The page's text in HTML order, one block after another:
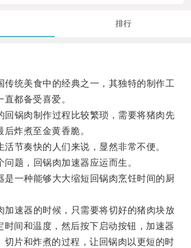
排行
统美食中的经典之一，其独特的制作工
都备受喜爱。
锅肉制作过程比较繁琐，需要将猪肉先
炸煮至金黄香脆。
节奏快的人们来说，显然非常不便。
题，回锅肉加速器应运而生。
一种能够大大缩短回锅肉烹饪时间的厨
速器的时候，只需要将切好的猪肉块放
时间和温度，然后按下启动按钮，加速器
切片和炸煮的过程，让回锅肉以更短的时